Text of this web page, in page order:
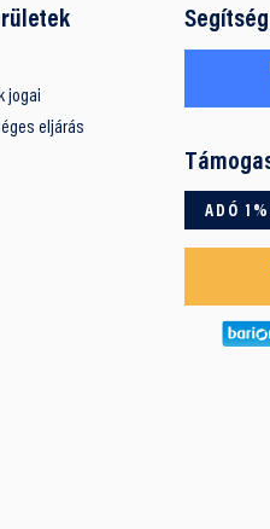
jogai
eljárás
ADÓ